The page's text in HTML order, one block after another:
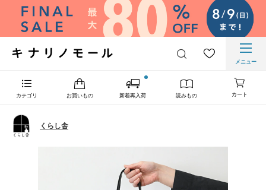
メニュー
カテゴリ お買いもの 新着再入荷 読みもの カート
くらし舎